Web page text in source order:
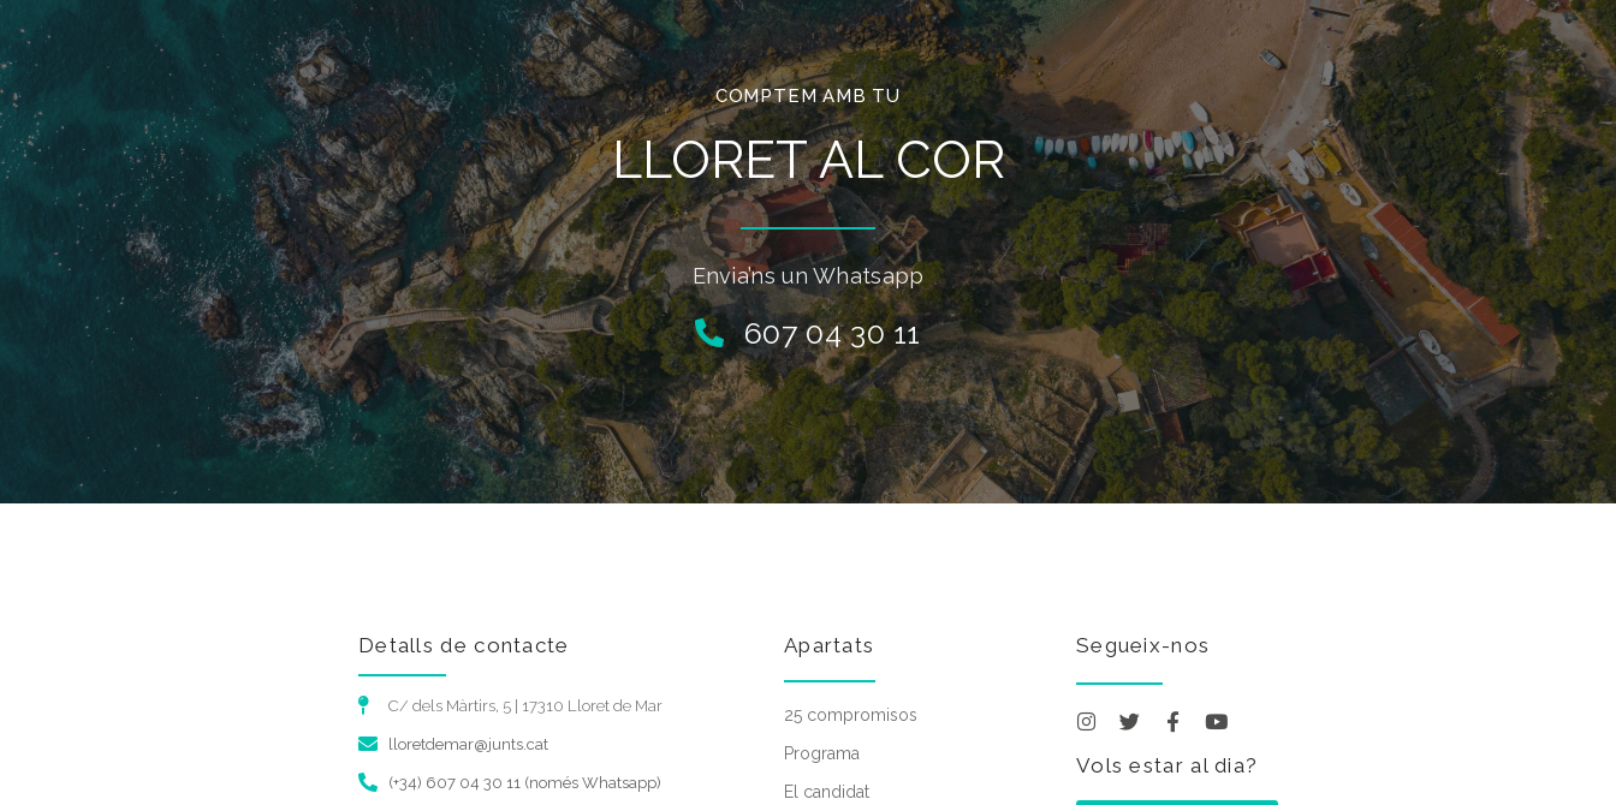
COMPTEM AMB TU
LLORET AL COR
Envia’ns un Whatsapp
607 04 30 11
Detalls de contacte
C/ dels Màrtirs, 5 | 17310 Lloret de Mar
lloretdemar@junts.cat
(+34) 607 04 30 11 (només Whatsapp)
Apartats
25 compromisos
Programa
El candidat
Segueix-nos
Vols estar al dia?